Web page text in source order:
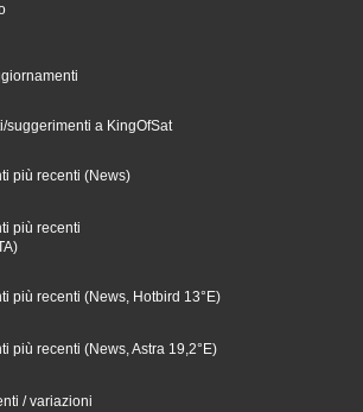
suggerimenti a KingOfSat
più recenti (News)
più recenti
più recenti (News, Hotbird 13°E)
più recenti (News, Astra 19,2°E)
/ variazioni